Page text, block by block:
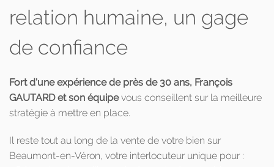
relation humaine, un gage
de confiance
Fort d'une expérience de près de 30 ans, François
GAUTARD et son équipevous conseillent sur la meilleure
stratégie à mettre en place.
Il reste tout au long de la vente de votre bien sur
Beaumont-en-Véron, votre interlocuteur unique pour :